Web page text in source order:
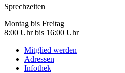
Sprechzeiten
Montag bis Freitag
8:00 Uhr bis 16:00 Uhr
Mitglied werden
Adressen
Infothek